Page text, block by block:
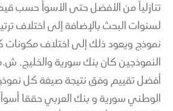
لسنوات البحث بالإضافة إلى اختلاف
نموذج ويعود ذلك إلى اختلاف
النموذجين كان بنك سورية
أفضل تقييم وفق نتيجة صيغة كل
الوطني سورية و بنك العربي حققا